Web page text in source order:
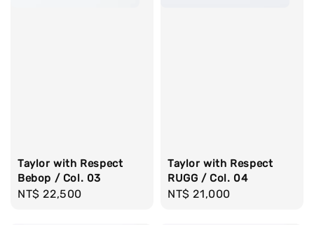
Taylor with Respect
Bebop / Col. 03
Regular
NT$ 22,500
Taylor with Respect
RUGG / Col. 04
Regular
NT$ 21,000